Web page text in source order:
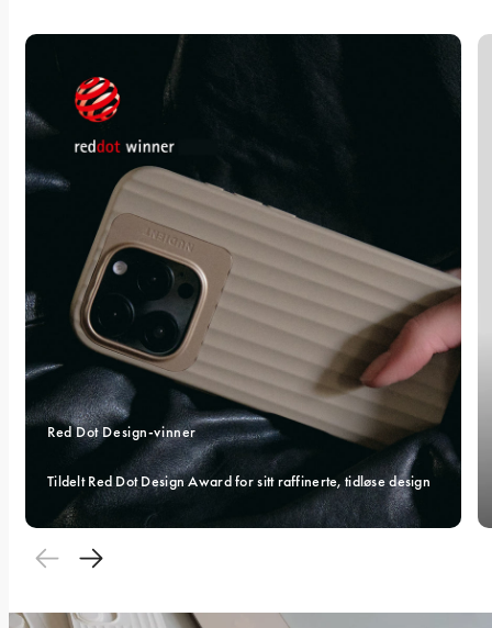
Red Dot Design-vinner
Tildelt Red Dot Design Award for sitt raffinerte, tidløse design